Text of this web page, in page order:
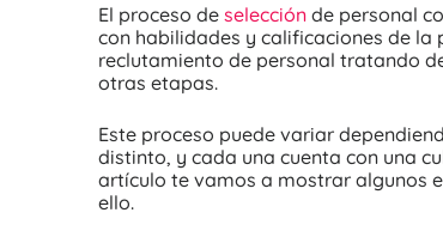
El proceso deselección de personal
con habilidades y calificaciones de la
reclutamiento de personal tratando
otras etapas.
Este proceso puede variar
distinto, y cada una cuenta con una
artículo te vamos a mostrar algunos
ello.